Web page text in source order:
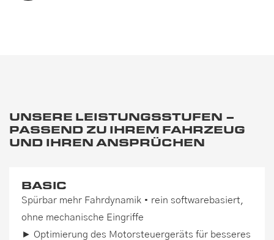
UNSERE LEISTUNGSSTUFEN –
PASSEND ZU IHREM FAHRZEUG
UND IHREN ANSPRÜCHEN
BASIC
Spürbar mehr Fahrdynamik • rein softwarebasiert,
ohne mechanische Eingriffe
► Optimierung des Motorsteuergeräts für besseres